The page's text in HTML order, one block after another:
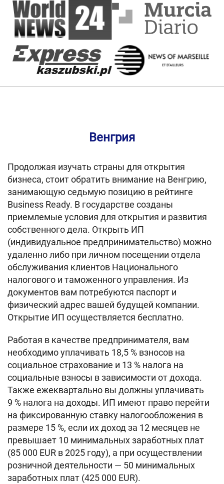
Венгрия
Продолжая изучать страны для открытия
бизнеса, стоит обратить внимание на Венгрию,
занимающую седьмую позицию в рейтинге
Business Ready. В государстве созданы
приемлемые условия для открытия и развития
собственного дела. Открыть ИП
(индивидуальное предпринимательство) можно
удаленно либо при личном посещении отдела
обслуживания клиентов Национального
налогового и таможенного управления. Из
документов вам потребуются паспорт и
физический адрес вашей будущей компании.
Открытие ИП осуществляется бесплатно.
Работая в качестве предпринимателя, вам
необходимо уплачивать 18,5 % взносов на
социальное страхование и 13 % налога на
социальные взносы в зависимости от дохода.
Также ежеквартально вы должны уплачивать
9 % налога на доходы. ИП имеют право перейти
на фиксированную ставку налогообложения в
размере 15 %, если их доход за 12 месяцев не
превышает 10 минимальных заработных плат
(85 000 EUR в 2025 году), а при осуществлении
розничной деятельности — 50 минимальных
заработных плат (425 000 EUR).